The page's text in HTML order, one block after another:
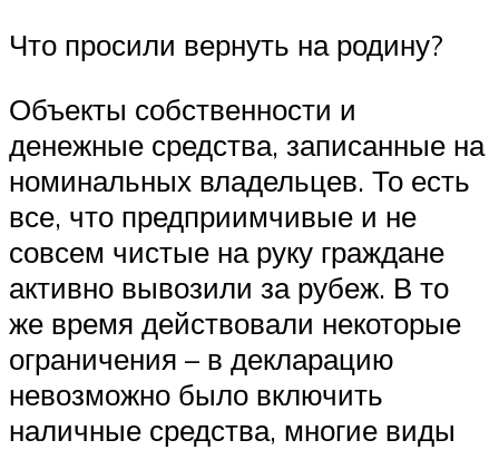
Что просили вернуть на родину?
Объекты собственности и
денежные средства, записанные на
номинальных владельцев. То есть
все, что предприимчивые и не
совсем чистые на руку граждане
активно вывозили за рубеж. В то
же время действовали некоторые
ограничения – в декларацию
невозможно было включить
наличные средства, многие виды